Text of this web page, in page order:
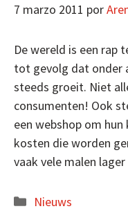
7 marzo 2011 por
De wereld is een rap
tot gevolg dat onder
steeds groeit. Niet
consumenten! Ook
een webshop om
kosten die worden
vaak vele malen
Categorías
Nieuws